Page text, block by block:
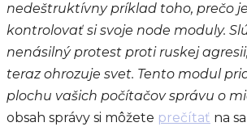
nedeštruktívny príklad toho, prečo
kontrolovať si svoje node moduly.
nenásilný protest proti ruskej
teraz ohrozuje svet. Tento modul
plochu vašich počítačov správu o
obsah správy si môžete prečítať na